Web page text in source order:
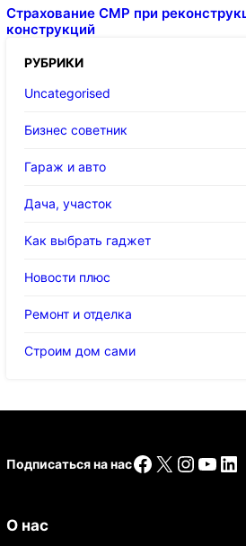
Страхование СМР при
конструкций
РУБРИКИ
Uncategorised
Бизнес советник
Гараж и авто
Дача, участок
Как выбрать гаджет
Новости плюс
Ремонт и отделка
Строим дом сами
Подписаться на насFacebook
X
О нас